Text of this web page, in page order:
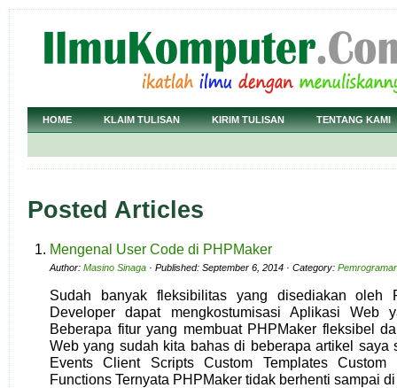
HOME KLAIM TULISAN KIRIM TULISAN TENTANG KAMI
Posted Articles
Mengenal User Code di PHPMaker
Author: Masino Sinaga · Published: September 6, 2014 · Category:
Sudah banyak fleksibilitas yang disediakan oleh
Developer dapat mengkostumisasi Aplikasi Web
Beberapa fitur yang membuat PHPMaker fleksibel
Web yang sudah kita bahas di beberapa artikel saya
Events Client Scripts Custom Templates Custom
Functions Ternyata PHPMaker tidak berhenti sampai